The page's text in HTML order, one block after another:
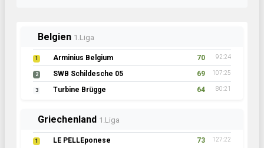
Belgien 1.Liga
1 Arminius Belgium 70 92:24
2 SWB Schildesche 05 69 107:25
3 Turbine Brügge 64 80:21
Griechenland 1.Liga
1 LE PELLEponese 73 127:22